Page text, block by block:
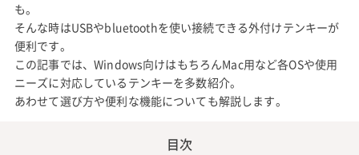
も。
そんな時はUSBやbluetoothを使い接続できる外付けテンキーが
便利です。
この記事では、Windows向けはもちろんMac用など各OSや使用
ニーズに対応しているテンキーを多数紹介。
あわせて選び方や便利な機能についても解説します。
目次